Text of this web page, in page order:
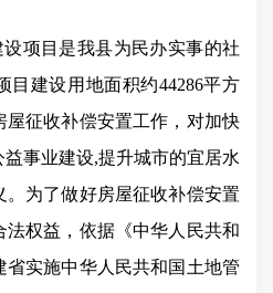
项目是我县为民办实事的社
目建设用地面积约44286平方
征收补偿安置工作，对加快
事业建设,提升城市的宜居水
为了做好房屋征收补偿安置
法权益，依据《中华人民共和
省实施中华人民共和国土地管